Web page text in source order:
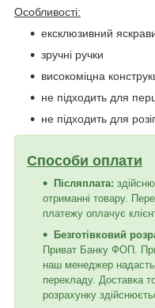
Особливості:
ексклюзивний
зручні ручки
високоміцна
не підходить для
не підходить для
Способи оплати
Післяплата:
отриманні товару.
платежу оплачує
Безготівковий
Приват Банку ФОП.
наш менеджер надасть
перекладу. Доставка
розрахунку